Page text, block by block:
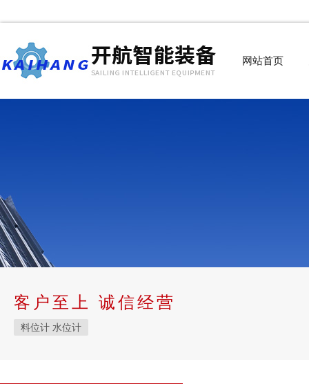
网站首页
客户至上 诚信经营
料位计 水位计